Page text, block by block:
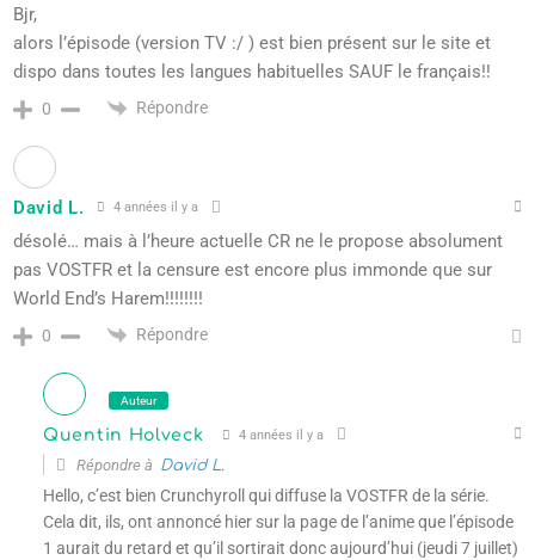
Bjr,
alors l’épisode (version TV :/ ) est bien présent sur le site et
dispo dans toutes les langues habituelles SAUF le français!!
0 Répondre
David L. 4 années il y a
désolé… mais à l’heure actuelle CR ne le propose absolument
pas VOSTFR et la censure est encore plus immonde que sur
World End’s Harem!!!!!!!!
0 Répondre
Auteur
Quentin Holveck 4 années il y a
Répondre à David L.
Hello, c’est bien Crunchyroll qui diffuse la VOSTFR de la série.
Cela dit, ils, ont annoncé hier sur la page de l’anime que l’épisode
1 aurait du retard et qu’il sortirait donc aujourd’hui (jeudi 7 juillet)